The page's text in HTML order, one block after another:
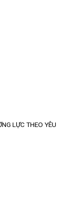
LỰC THEO YÊU